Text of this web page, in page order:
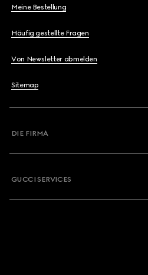
Meine Bestellung
Häufig gestellte Fragen
Von Newsletter abmelden
Sitemap
DIE FIRMA
GUCCI SERVICES